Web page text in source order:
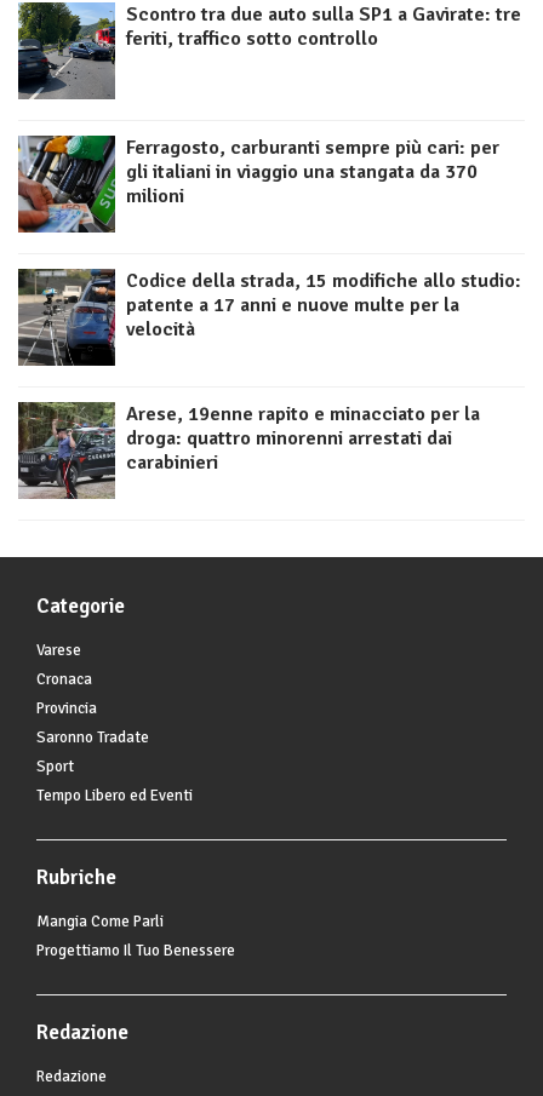
Scontro tra due auto sulla SP1 a Gavirate: tre
feriti, traffico sotto controllo
Ferragosto, carburanti sempre più cari: per
gli italiani in viaggio una stangata da 370
milioni
Codice della strada, 15 modifiche allo studio:
patente a 17 anni e nuove multe per la
velocità
Arese, 19enne rapito e minacciato per la
droga: quattro minorenni arrestati dai
carabinieri
Categorie
Varese
Cronaca
Provincia
Saronno Tradate
Sport
Tempo Libero ed Eventi
Rubriche
Mangia Come Parli
Progettiamo Il Tuo Benessere
Redazione
Redazione